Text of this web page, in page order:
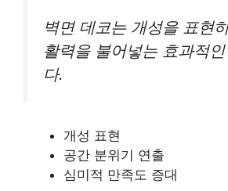
벽면 데코는 개성을 표현
활력을 불어넣는 효과적
다.
개성 표현
공간 분위기 연출
심미적 만족도 증대